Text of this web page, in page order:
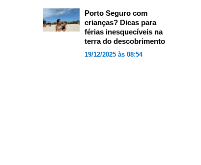
Porto Seguro com
crianças? Dicas para
férias inesquecíveis na
terra do descobrimento
19/12/2025 às 08:54